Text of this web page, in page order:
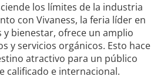
los límites de la industria
con Vivaness, la feria líder en
bienestar, ofrece un amplio
y servicios orgánicos. Esto hace
atractivo para un público
calificado e internacional.